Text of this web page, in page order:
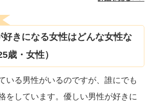
好きになる女性はどんな女性な
歳・女性）
いる男性がいるのですが、誰にでも
をしています。優しい男性が好きに